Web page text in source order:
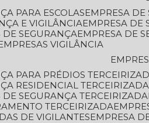
PARA ESCOLAS
EMPRESA
E VIGILÂNCIA
EMPRESA
DE SEGURANÇA
EMPRESA DE
EMPRESAS VIGILÂNCIA
PARA PRÉDIOS
RESIDENCIAL TERCEIRIZADA
DE SEGURANÇA TERCEIRIZADA
TERCEIRIZADA
DE VIGILANTES
EMPRESA